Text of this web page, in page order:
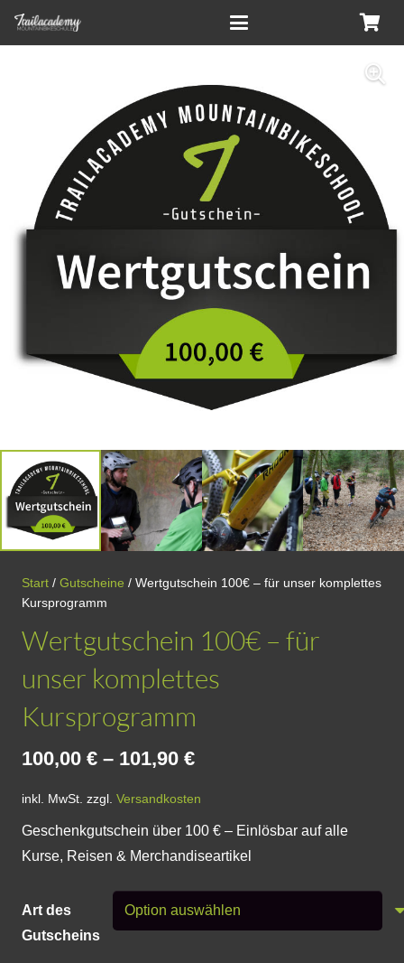
Start / Gutscheine / Wertgutschein 100€ – für unser komplettes
Kursprogramm
Wertgutschein 100€ – für
unser komplettes
Kursprogramm
100,00 € – 101,90 €
inkl. MwSt. zzgl. Versandkosten
Geschenkgutschein über 100 € – Einlösbar auf alle
Kurse, Reisen & Merchandiseartikel
Art des
Gutscheins